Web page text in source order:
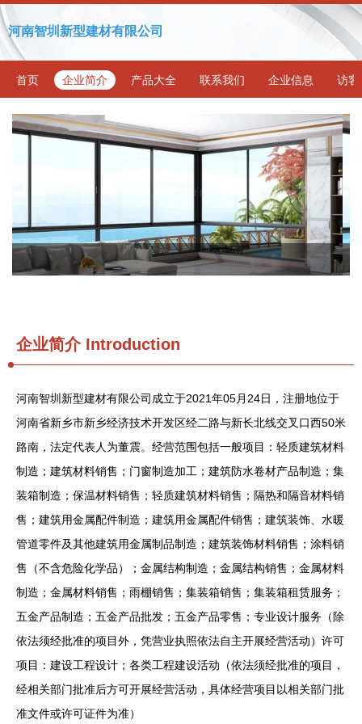
河南智圳新型建材有限公司
首页 企业简介 产品大全 联系我们 企业信息 访客
企业简介 Introduction
河南智圳新型建材有限公司成立于2021年05月24日，注册地位于
河南省新乡市新乡经济技术开发区经二路与新长北线交叉口西50米
路南，法定代表人为董震。经营范围包括一般项目：轻质建筑材料
制造；建筑材料销售；门窗制造加工；建筑防水卷材产品制造；集
装箱制造；保温材料销售；轻质建筑材料销售；隔热和隔音材料销
售；建筑用金属配件制造；建筑用金属配件销售；建筑装饰、水暖
管道零件及其他建筑用金属制品制造；建筑装饰材料销售；涂料销
售（不含危险化学品）；金属结构制造；金属结构销售；金属材料
制造；金属材料销售；雨棚销售；集装箱销售；集装箱租赁服务；
五金产品制造；五金产品批发；五金产品零售；专业设计服务（除
依法须经批准的项目外，凭营业执照依法自主开展经营活动）许可
项目：建设工程设计；各类工程建设活动（依法须经批准的项目，
经相关部门批准后方可开展经营活动，具体经营项目以相关部门批
准文件或许可证件为准）